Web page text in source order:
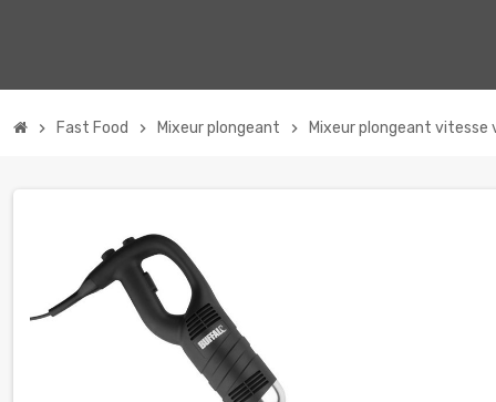
chevron_right Fast Food chevron_right Mixeur plongeant chevron_right Mixeur plongeant vitesse